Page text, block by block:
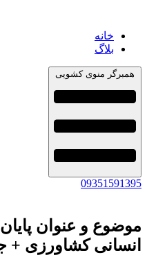
خانه
بلاگ
همبرگر منوی کشویی
09351591395
موضوع و عنوان
انسانی کشاورزی +